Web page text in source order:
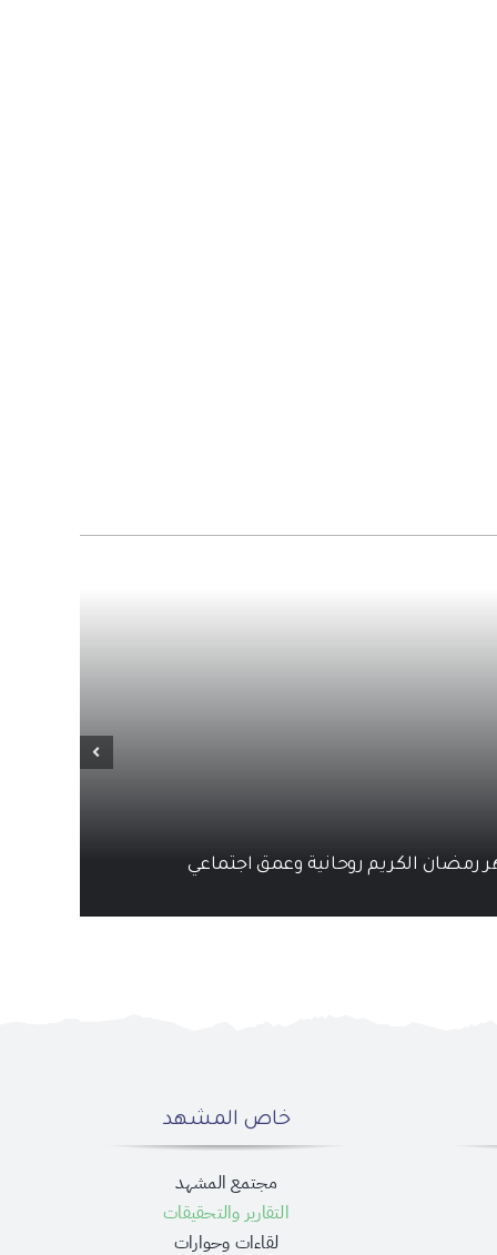
رمضان الكريم روحانية وعمق اجتماعي
خاص المشهد
مجتمع المشهد
التقارير والتحقيقات
لقاءات وحوارات